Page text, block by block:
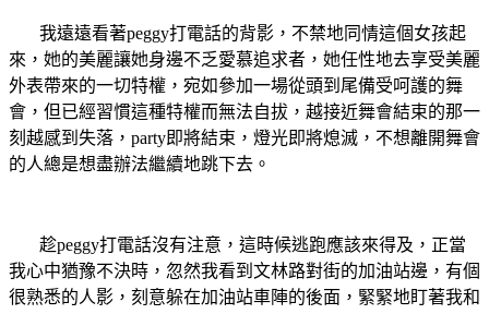
我遠遠看著peggy打電話的背影，不禁地同情這個女孩起
來，她的美麗讓她身邊不乏愛慕追求者，她任性地去享受美麗
外表帶來的一切特權，宛如參加一場從頭到尾備受呵護的舞
會，但已經習慣這種特權而無法自拔，越接近舞會結束的那一
刻越感到失落， party即將結束，燈光即將熄滅，不想離開舞會
的人總是想盡辦法繼續地跳下去。
趁peggy打電話沒有注意，這時候逃跑應該來得及，正當
我心中猶豫不決時，忽然我看到文林路對街的加油站邊，有個
很熟悉的人影，刻意躲在加油站車陣的後面，緊緊地盯著我和